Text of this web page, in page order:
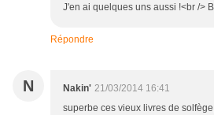
J'en ai quelques uns aussi !<br />
Répondre
N Nakin' 21/03/2014 16:41
superbe ces vieux livres de